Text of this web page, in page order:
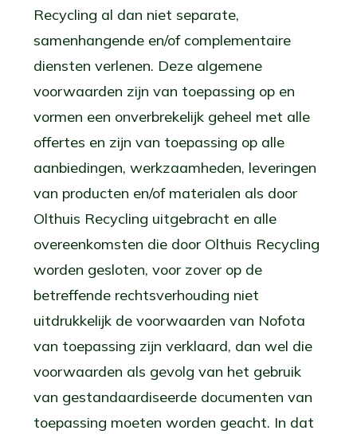
Recycling al dan niet separate,
samenhangende en/of complementaire
diensten verlenen. Deze algemene
voorwaarden zijn van toepassing op en
vormen een onverbrekelijk geheel met alle
offertes en zijn van toepassing op alle
aanbiedingen, werkzaamheden, leveringen
van producten en/of materialen als door
Olthuis Recycling uitgebracht en alle
overeenkomsten die door Olthuis Recycling
worden gesloten, voor zover op de
betreffende rechtsverhouding niet
uitdrukkelijk de voorwaarden van Nofota
van toepassing zijn verklaard, dan wel die
voorwaarden als gevolg van het gebruik
van gestandaardiseerde documenten van
toepassing moeten worden geacht. In dat